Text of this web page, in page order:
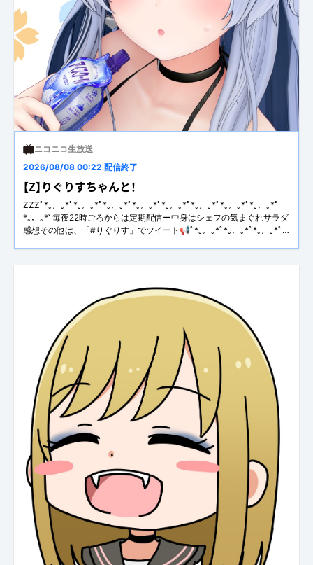
ニコニコ生放送
2026/08/08 00:22 配信終了
【Z】りぐりすちゃんと！
ZZZﾟ*｡，｡*ﾟ*｡，｡*ﾟ*｡，｡*ﾟ*｡，｡*ﾟ*｡，｡*ﾟ*｡，｡*ﾟ*｡，｡*ﾟ*｡，｡*ﾟ
*｡，｡*ﾟ毎夜22時ごろからは定期配信ー中身はシェフの気まぐれサラダ
感想その他は、「#りぐりす」でツイート📢ﾟ*｡，｡*ﾟ*｡，｡*ﾟ*｡，｡*ﾟ